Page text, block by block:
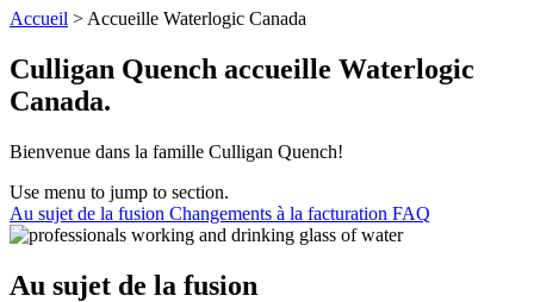
Accueil > Accueille Waterlogic Canada
Culligan Quench accueille Waterlogic
Canada.
Bienvenue dans la famille Culligan Quench!
Use menu to jump to section.
Au sujet de la fusion Changements à la facturation FAQ
Au sujet de la fusion